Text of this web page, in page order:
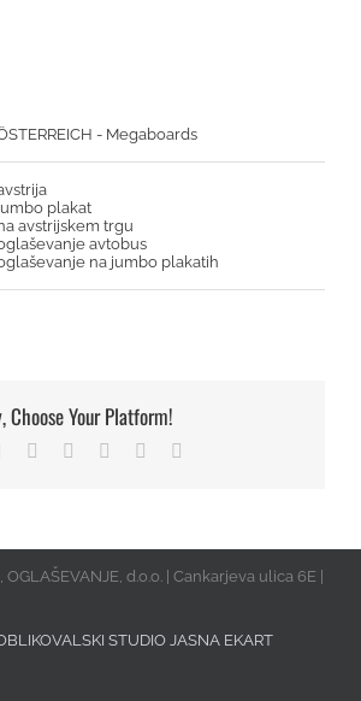
- Megaboards
plakat
avstrijskem trgu
avtobus
na jumbo plakatih
Choose Your Platform!
Reddit TumblrGoogle+Pinterest
d.o.o. | Cankarjeva ulica 6E |
STUDIO JASNA EKART